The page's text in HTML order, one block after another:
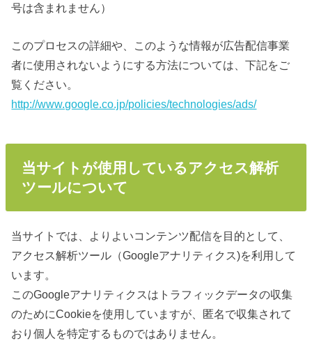
号は含まれません）
このプロセスの詳細や、このような情報が広告配信事業
者に使用されないようにする方法については、下記をご
覧ください。
http://www.google.co.jp/policies/technologies/ads/
当サイトが使用しているアクセス解析
ツールについて
当サイトでは、よりよいコンテンツ配信を目的として、
アクセス解析ツール（Googleアナリティクス)を利用して
います。
このGoogleアナリティクスはトラフィックデータの収集
のためにCookieを使用していますが、匿名で収集されて
おり個人を特定するものではありません。